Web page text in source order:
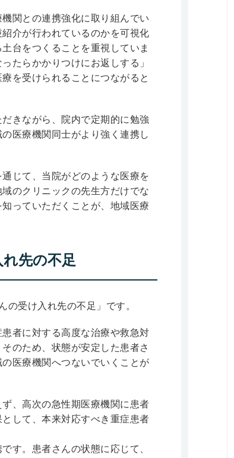
関との連携強化に取り組んでい
介が行われているのかを可視化
台をつくることを重視していま
たらかかりつけにお返しする」
を受けられることにつながると
きながら、院内で定期的に勉強
医療機関同士がより強く連携し
じて、当院がどのような医療を
のクリニックの先生方だけでな
っていただくことが、地域医療
先の不足
の受け入れ先の不足」です。
者に対する高度な治療や救急対
のため、状態が安定した患者さ
医療機関へつないでいくことが
、高次の急性期医療機関に患者
して、本来対応すべき重症患者
す。患者さんの状態に応じて、